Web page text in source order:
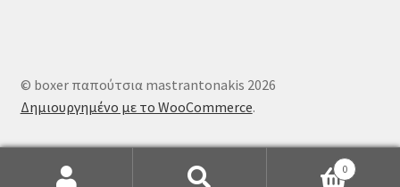
© boxer παπούτσια mastrantonakis 2026
Δημιουργημένο με το WooCommerce.
0